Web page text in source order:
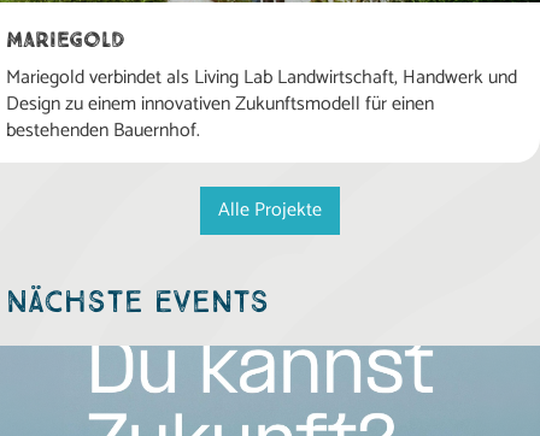
Mariegold
Mariegold verbindet als Living Lab Landwirtschaft, Handwerk und
Design zu einem innovativen Zukunftsmodell für einen
bestehenden Bauernhof.
Alle Projekte
Nächste Events